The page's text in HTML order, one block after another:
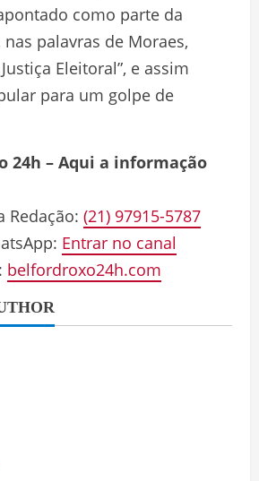
como parte da
palavras de Moraes,
Eleitoral”, e assim
para um golpe de
24h – Aqui a informação
Redação: (21) 97915-5787
Entrar no canal
belfordroxo24h.com